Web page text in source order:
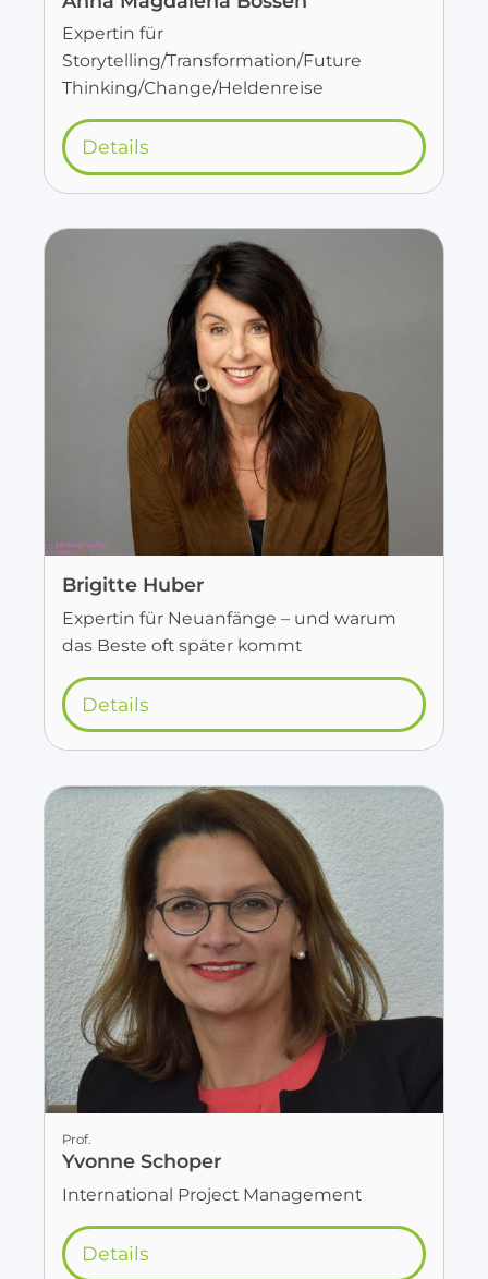
Expertin für
Storytelling/Transformation/Future
Thinking/Change/Heldenreise
Details
Brigitte Huber
Expertin für Neuanfänge – und warum
das Beste oft später kommt
Details
Prof.
Yvonne Schoper
International Project Management
Details